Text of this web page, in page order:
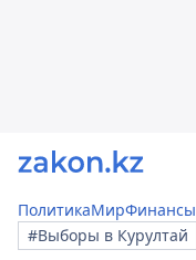
ПолитикаМирФинансы
#Выборы в Курултай